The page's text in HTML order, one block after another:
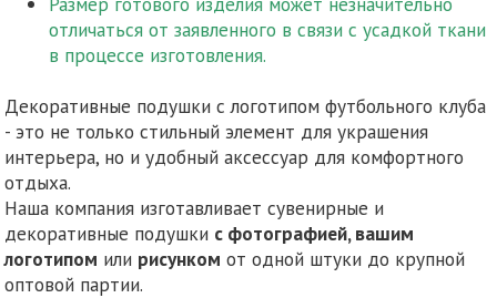
отличаться от заявленного в связи с усадкой ткани
в процессе изготовления.
Декоративные подушки с логотипом футбольного клуба
- это не только стильный элемент для украшения
интерьера, но и удобный аксессуар для комфортного
отдыха.
Наша компания изготавливает сувенирные и
декоративные подушки с фотографией, вашим
логотипом или рисунком от одной штуки до крупной
оптовой партии.